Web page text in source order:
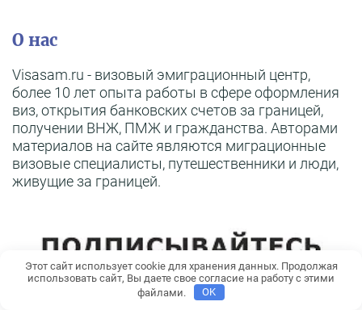
О нас
Visasam.ru - визовый эмиграционный центр,
более 10 лет опыта работы в сфере оформления
виз, открытия банковских счетов за границей,
получении ВНЖ, ПМЖ и гражданства. Авторами
материалов на сайте являются миграционные
визовые специалисты, путешественники и люди,
живущие за границей.
Этот сайт использует cookie для хранения данных. Продолжая
использовать сайт, Вы даете свое согласие на работу с этими
файлами.
OK